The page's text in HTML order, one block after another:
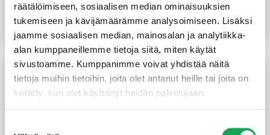
räätälöimiseen, sosiaalisen median ominaisuuksien
tukemiseen ja kävijämäärämme analysoimiseen. Lisäksi
jaamme sosiaalisen median, mainosalan ja analytiikka-
alan kumppaneillemme tietoja siitä, miten käytät
sivustoamme. Kumppanimme voivat yhdistää näitä
tietoja muihin tietoihin, joita olet antanut heille tai joita on
kerätty, kun olet käyttänyt heidän palvelujaan.
-50%
Lue lisää
10,90€/m
Lue lisää